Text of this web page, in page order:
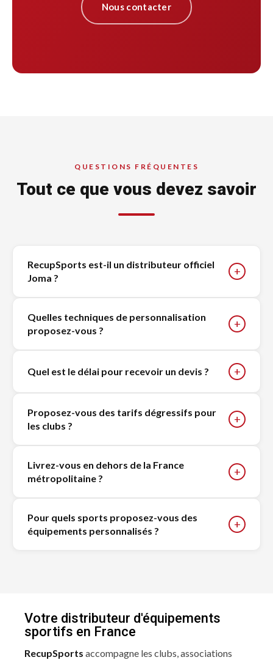
Nous contacter
QUESTIONS FRÉQUENTES
Tout ce que vous devez savoir
RecupSports est-il un distributeur officiel
Joma ?
+
Quelles techniques de personnalisation
proposez-vous ?
+
Quel est le délai pour recevoir un devis ? +
Proposez-vous des tarifs dégressifs pour
les clubs ?
+
Livrez-vous en dehors de la France
métropolitaine ?
+
Pour quels sports proposez-vous des
équipements personnalisés ?
+
Votre distributeur d'équipements
sportifs en France
RecupSports accompagne les clubs, associations